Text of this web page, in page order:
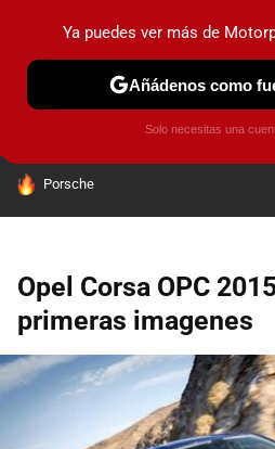
PRUEBAS INDUSTRIA HOY
HOY SE HABLA DE
Porsche
Opel Corsa OPC
primeras imagenes
Ya puedes ver más de
Añádenos como
Solo necesitas una